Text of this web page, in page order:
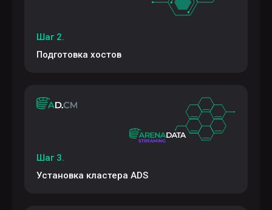
Шаг 2.
Подготовка хостов
Шаг 3.
Установка кластера ADS